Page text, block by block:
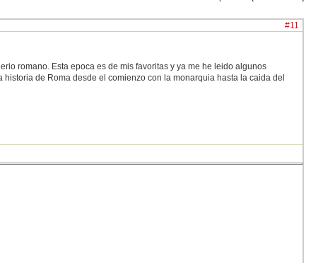
#11
romano. Esta epoca es de mis favoritas y ya me he leido algunos
de Roma desde el comienzo con la monarquia hasta la caida del